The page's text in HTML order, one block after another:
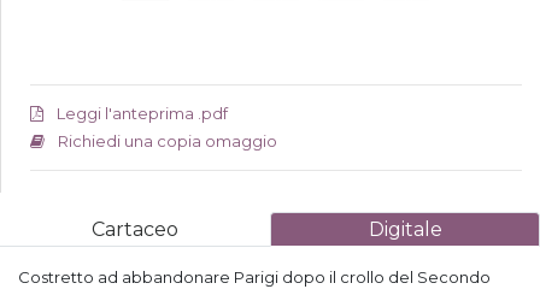
Leggi l'anteprima .pdf
Richiedi una copia omaggio
Cartaceo Digitale
Costretto ad abbandonare Parigi dopo il crollo del Secondo